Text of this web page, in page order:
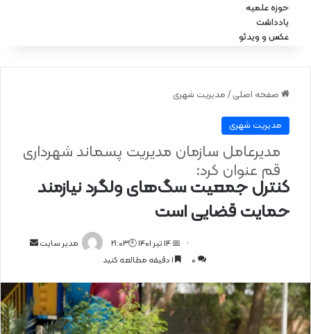
حوزه علمیه
یادداشت
عکس و ویدئو
صفحه اصلی / مدیریت شهری
مدیریت شهری
کنترل جمعیت سگ‌های ولگرد نیازمند
حمایت قضایی است
مدیرعامل سازمان مدیریت پسماند شهرداری
قم عنوان کرد:
مدیر سایت
ل
ا
📅 14 تیر 1401 🕙21:03
0